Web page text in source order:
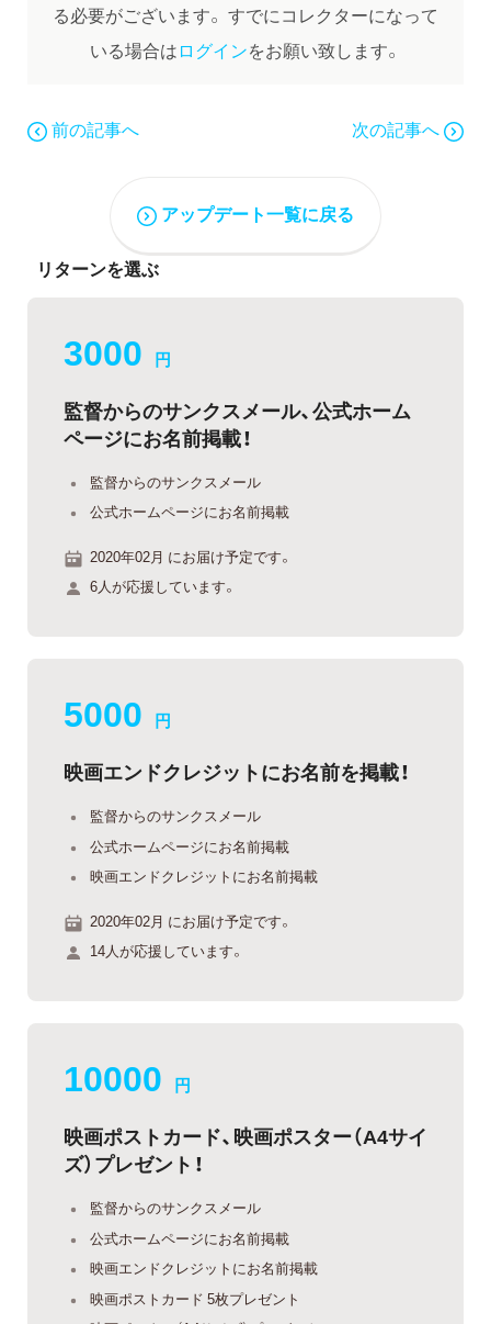
る必要がございます。 すでにコレクターになって
いる場合はログインをお願い致します。
前の記事へ 次の記事へ
アップデート一覧に戻る
リターンを選ぶ
3000 円
監督からのサンクスメール、公式ホーム
ページにお名前掲載！
監督からのサンクスメール
公式ホームページにお名前掲載
2020年02月 にお届け予定です。
6人が応援しています。
5000 円
映画エンドクレジットにお名前を掲載！
監督からのサンクスメール
公式ホームページにお名前掲載
映画エンドクレジットにお名前掲載
2020年02月 にお届け予定です。
14人が応援しています。
10000 円
映画ポストカード、映画ポスター（A4サイ
ズ）プレゼント！
監督からのサンクスメール
公式ホームページにお名前掲載
映画エンドクレジットにお名前掲載
映画ポストカード 5枚プレゼント